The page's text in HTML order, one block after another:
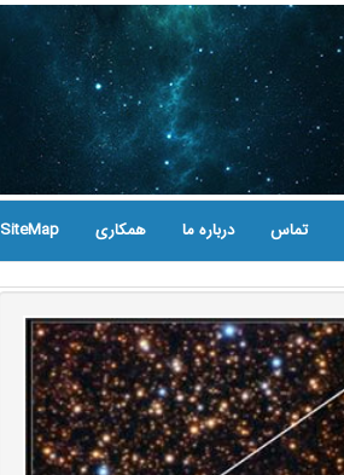
تماس درباره ما همکاری SiteMap